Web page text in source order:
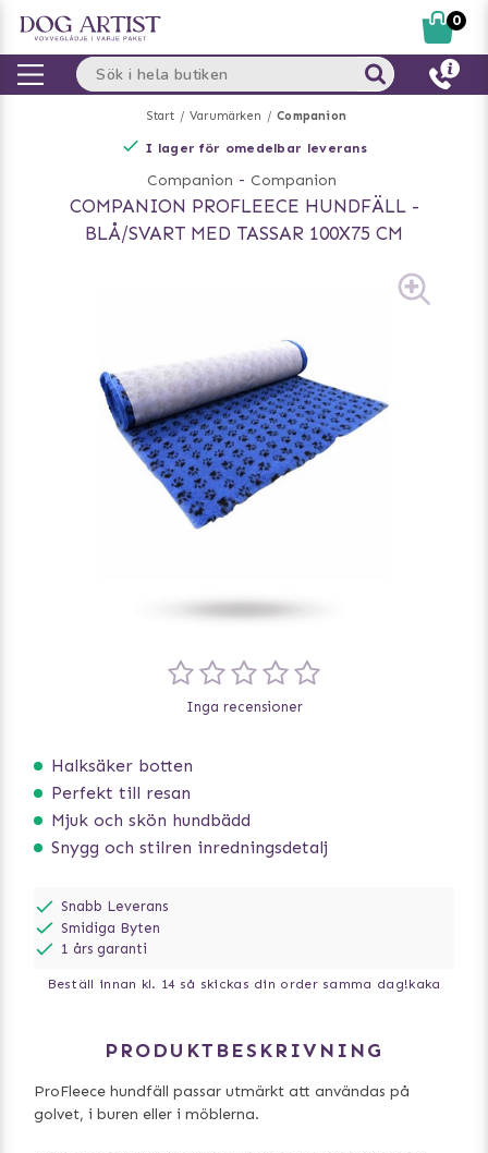
Start Varumärken Companion
I lager för omedelbar leverans
Companion - Companion
COMPANION PROFLEECE HUNDFÄLL -
BLÅ/SVART MED TASSAR 100X75 CM
Halksäker botten
Perfekt till resan
Mjuk och skön hundbädd
Snygg och stilren inredningsdetalj
Inga recensioner
Snabb Leverans
Smidiga Byten
1 års garanti
Beställ innan kl. 14 så skickas din order samma dag!kaka
PRODUKTBESKRIVNING
ProFleece hundfäll passar utmärkt att användas på
golvet, i buren eller i möblerna.
0